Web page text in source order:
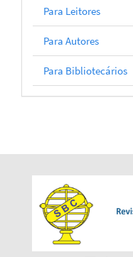
Para Leitores
Para Autores
Para Bibliotecários